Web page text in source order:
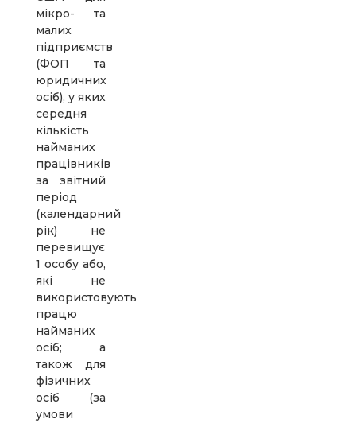
мікро- та
малих
підприємств
(ФОП та
юридичних
осіб), у яких
середня
кількість
найманих
працівників
за звітний
період
(календарний
рік) не
перевищує
1 особу або,
які не
використовують
працю
найманих
осіб; а
також для
фізичних
осіб (за
умови